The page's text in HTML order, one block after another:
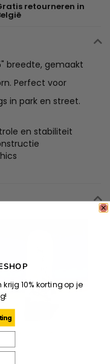
retourneren in
breedte, gemaakt
Perfect voor
in park en street.
en stabiliteit
10% korting op je